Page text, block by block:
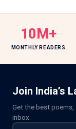
10M+
MONTHLY READERS
Join India’s
Get the best
inbox.